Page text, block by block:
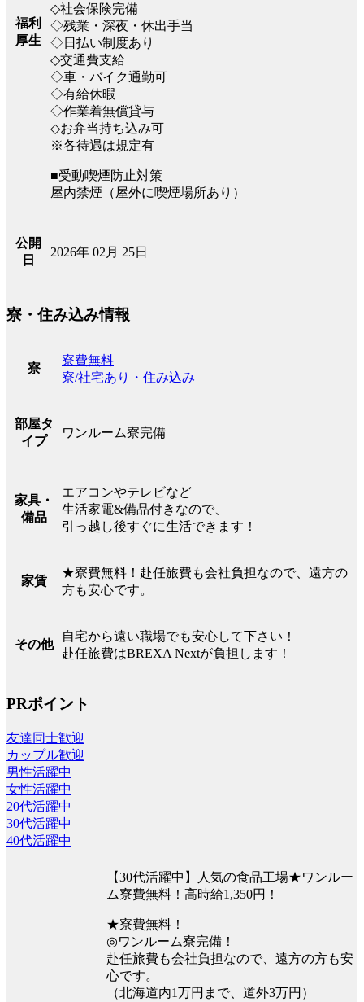
福利
厚生
◇社会保険完備
◇残業・深夜・休出手当
◇日払い制度あり
◇交通費支給
◇車・バイク通勤可
◇有給休暇
◇作業着無償貸与
◇お弁当持ち込み可
※各待遇は規定有
■受動喫煙防止対策
屋内禁煙（屋外に喫煙場所あり）
公開
日
2026年 02月 25日
寮・住み込み情報
寮
寮費無料
寮/社宅あり・住み込み
部屋タ
イプ
ワンルーム寮完備
家具・
備品
エアコンやテレビなど
生活家電&備品付きなので、
引っ越し後すぐに生活できます！
家賃
★寮費無料！赴任旅費も会社負担なので、遠方の
方も安心です。
その他
自宅から遠い職場でも安心して下さい！
赴任旅費はBREXA Nextが負担します！
PRポイント
友達同士歓迎
カップル歓迎
男性活躍中
女性活躍中
20代活躍中
30代活躍中
40代活躍中
【30代活躍中】人気の食品工場★ワンルー
ム寮費無料！高時給1,350円！
★寮費無料！
◎ワンルーム寮完備！
赴任旅費も会社負担なので、遠方の方も安
心です。
（北海道内1万円まで、道外3万円）